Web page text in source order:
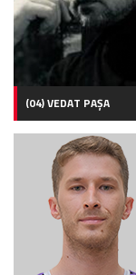
(04) VEDAT PAŞA